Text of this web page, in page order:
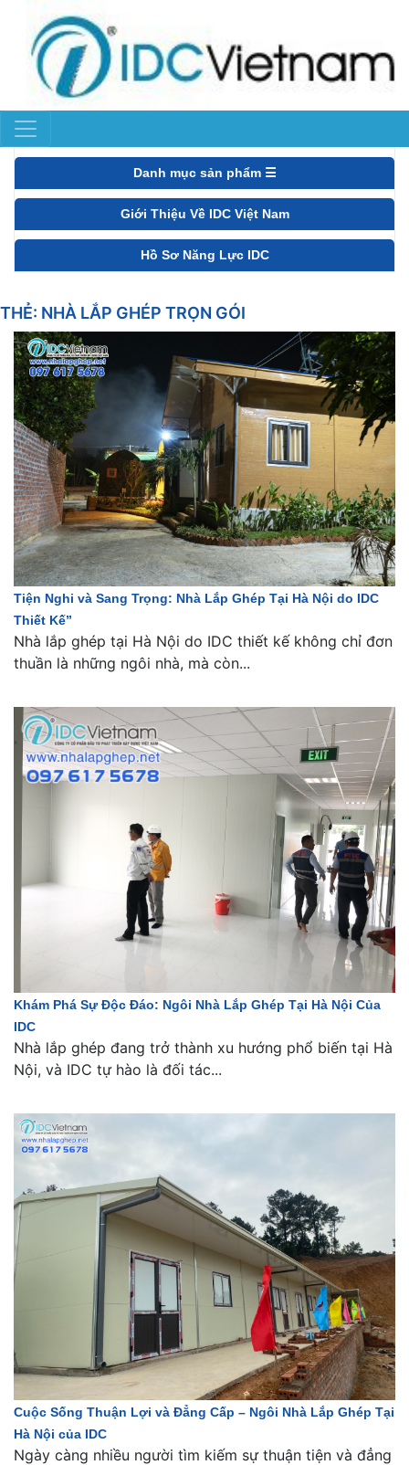
Danh mục sản phẩm ☰
Giới Thiệu Về IDC Việt Nam
Hồ Sơ Năng Lực IDC
THẺ: NHÀ LẮP GHÉP TRỌN GÓI
Tiện Nghi và Sang Trọng: Nhà Lắp Ghép Tại Hà Nội do IDC
Thiết Kế”
Nhà lắp ghép tại Hà Nội do IDC thiết kế không chỉ đơn
thuần là những ngôi nhà, mà còn...
Khám Phá Sự Độc Đáo: Ngôi Nhà Lắp Ghép Tại Hà Nội Của
IDC
Nhà lắp ghép đang trở thành xu hướng phổ biến tại Hà
Nội, và IDC tự hào là đối tác...
Cuộc Sống Thuận Lợi và Đẳng Cấp – Ngôi Nhà Lắp Ghép Tại
Hà Nội của IDC
Ngày càng nhiều người tìm kiếm sự thuận tiện và đẳng